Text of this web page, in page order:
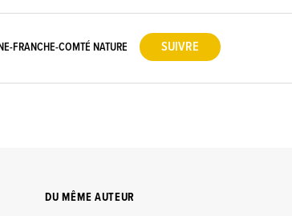
FRANCHE-COMTÉ NATURE
DU MÊME AUTEUR